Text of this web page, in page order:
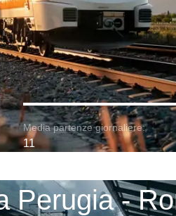
Media partenze giornaliere:
11
Perugia -